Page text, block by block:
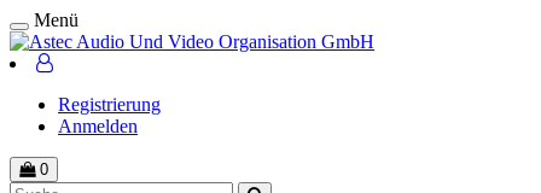
Menü
Registrierung
Anmelden
0